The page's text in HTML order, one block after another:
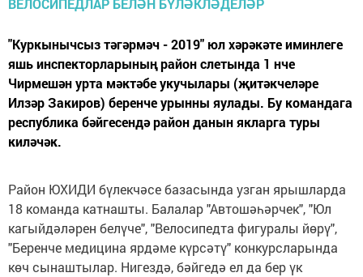
"Куркынычсыз тәгәрмәч - 2019" юл хәрәкәте иминлеге
яшь инспекторларының район слетында 1 нче
Чирмешән урта мәктәбе укучылары (җитәкчеләре
Илзәр Закиров) беренче урынны яулады. Бу командага
республика бәйгесендә район данын якларга туры
киләчәк.
Район ЮХИДИ бүлекчәсе базасында узган ярышларда
18 команда катнашты. Балалар "Автошәһәрчек", "Юл
кагыйдәләрен белүче", "Велосипедта фигуралы йөрү",
"Беренче медицина ярдәме күрсәтү" конкурсларында
көч сынаштылар. Нигездә, бәйгедә ел да бер үк